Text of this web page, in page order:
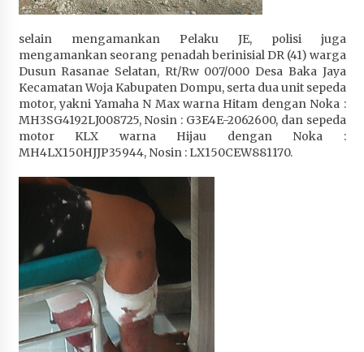
selain mengamankan Pelaku JE, polisi juga
mengamankan seorang penadah berinisial DR (41) warga
Dusun Rasanae Selatan, Rt/Rw 007/000 Desa Baka Jaya
Kecamatan Woja Kabupaten Dompu, serta dua unit sepeda
motor, yakni Yamaha N Max warna Hitam dengan Noka :
MH3SG4192LJ008725, Nosin : G3E4E-2062600, dan sepeda
motor KLX warna Hijau dengan Noka :
MH4LX150HJJP35944, Nosin : LX150CEW881170.